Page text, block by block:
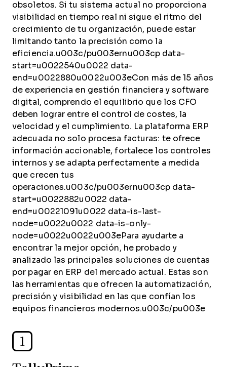
obsoletos. Si tu sistema actual no proporciona
visibilidad en tiempo real ni sigue el ritmo del
crecimiento de tu organización, puede estar
limitando tanto la precisión como la
eficiencia.u003c/pu003ernu003cp data-
start=u0022540u0022 data-
end=u0022880u0022u003eCon más de 15 años
de experiencia en gestión financiera y software
digital, comprendo el equilibrio que los CFO
deben lograr entre el control de costes, la
velocidad y el cumplimiento. La plataforma ERP
adecuada no solo procesa facturas: te ofrece
información accionable, fortalece los controles
internos y se adapta perfectamente a medida
que crecen tus
operaciones.u003c/pu003ernu003cp data-
start=u0022882u0022 data-
end=u00221091u0022 data-is-last-
node=u0022u0022 data-is-only-
node=u0022u0022u003ePara ayudarte a
encontrar la mejor opción, he probado y
analizado las principales soluciones de cuentas
por pagar en ERP del mercado actual. Estas son
las herramientas que ofrecen la automatización,
precisión y visibilidad en las que confían los
equipos financieros modernos.u003c/pu003e
1